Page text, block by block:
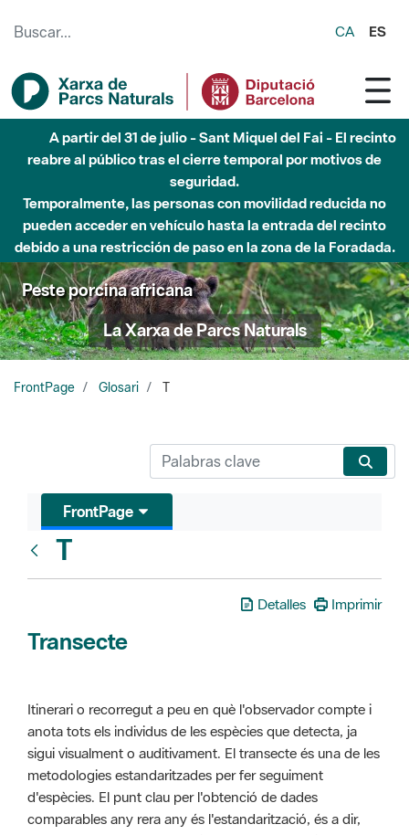
CA ES
A partir del 31 de julio - Sant Miquel del Fai - El recinto
reabre al público tras el cierre temporal por motivos de
seguridad.
Temporalmente, las personas con movilidad reducida no
pueden acceder en vehículo hasta la entrada del recinto
debido a una restricción de paso en la zona de la Foradada.
Peste porcina africana
La Xarxa de Parcs Naturals
FrontPage Glosari T
FrontPage
T
Detalles Imprimir
Transecte
Itinerari o recorregut a peu en què l'observador compte i
anota tots els individus de les espècies que detecta, ja
sigui visualment o auditivament. El transecte és una de les
metodologies estandaritzades per fer seguiment
d'espècies. El punt clau per l'obtenció de dades
comparables any rera any és l'estandarització, és a dir,